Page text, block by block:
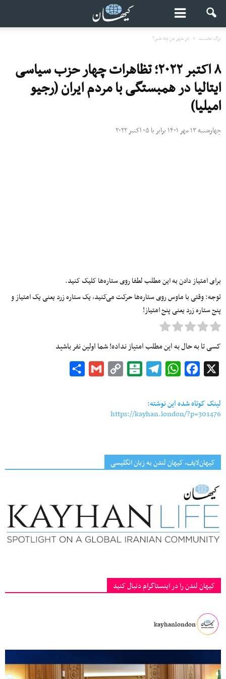
برگ نخست در شهر من چه خبر؟
۸ اکتبر ۲۰۲۲؛ تظاهرات چهار حزب سیاسی
ایتالیا در همبستگی با مردم ایران (رجیو
امیلیا)
چهارشنبه ۱۳ مهر ۱۴۰۱ برابر با ۰۵ اکتبر ۲۰۲۲
برای امتیاز دادن به این مطلب لطفا روی ستاره‌ها کلیک کنید.
توجه: وقتی با ماوس روی ستاره‌ها حرکت می‌کنید، یک ستاره زرد یعنی یک امتیاز و
پنج ستاره زرد یعنی پنج امتیاز!
کسی تا به حال به این مطلب امتیاز نداده! شما اولین نفر باشید
Facebook
WhatsApp
Telegram
Balatarin
Copy
Gmail
لینک کوتاه شده این نوشته:
https://kayhan.london/?p=301476
کیهان‌لایف، کیهان لندن به زبان انگلیسی
کیهان لندن را در اینستاگرام دنبال کنید
kayhanlondon